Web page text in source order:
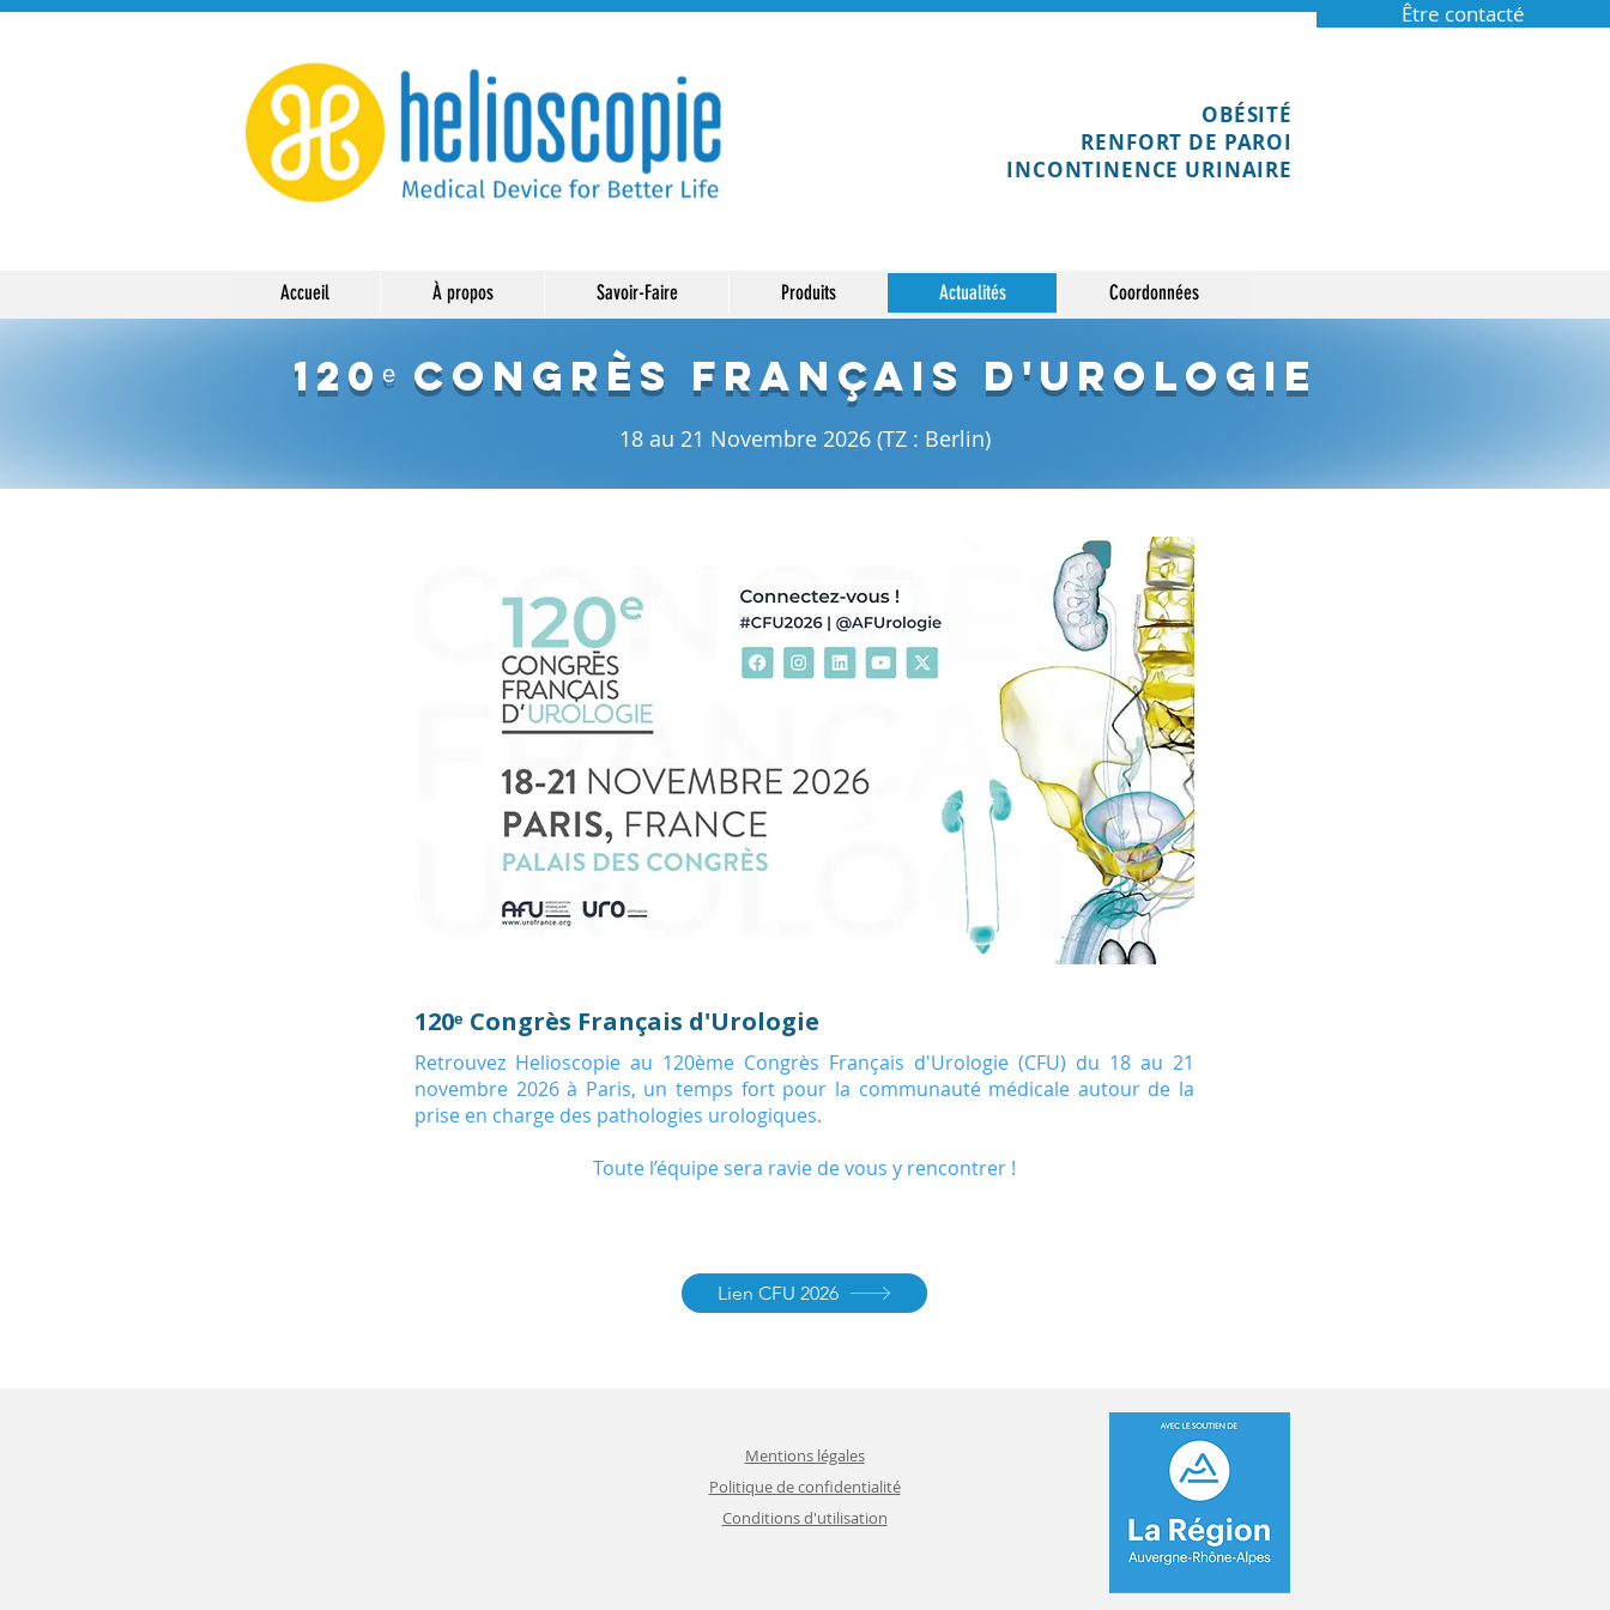
Être contacté
OBÉSITÉ
RENFORT DE PAROI
INCONTINENCE URINAIRE
120ᵉ Congrès Français d'Urologie
18 au 21 Novembre 2026 (TZ : Berlin)
120ᵉ Congrès Français d'Urologie
Retrouvez Helioscopie au 120ème Congrès Français d'Urologie (CFU) du 18 au 21
novembre 2026 à Paris, un temps fort pour la communauté médicale autour de la
prise en charge des pathologies urologiques.
Toute l’équipe sera ravie de vous y rencontrer !
Lien CFU 2026
Accueil À propos Savoir-Faire Produits Actualités Coordonnées
Mentions légales
Politique de confidentialité
Conditions d'utilisation